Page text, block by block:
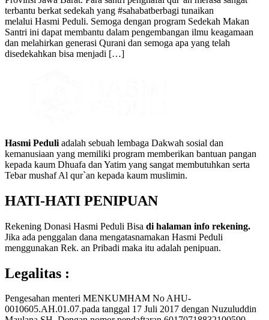
terbantu berkat sedekah yang #sahabatberbagi tunaikan
melalui Hasmi Peduli. Semoga dengan program Sedekah Makan
Santri ini dapat membantu dalam pengembangan ilmu keagamaan
dan melahirkan generasi Qurani dan semoga apa yang telah
disedekahkan bisa menjadi […]
Hasmi Peduli adalah sebuah lembaga Dakwah sosial dan
kemanusiaan yang memiliki program memberikan bantuan pangan
kepada kaum Dhuafa dan Yatim yang sangat membutuhkan serta
Tebar mushaf Al qur`an kepada kaum muslimin.
HATI-HATI PENIPUAN
Rekening Donasi Hasmi Peduli Bisa di halaman info rekening.
Jika ada penggalan dana mengatasnamakan Hasmi Peduli
menggunakan Rek. an Pribadi maka itu adalah penipuan.
Legalitas :
Pengesahan menteri MENKUMHAM No AHU-
0010605.AH.01.07.pada tanggal 17 Juli 2017 dengan Nuzuluddin